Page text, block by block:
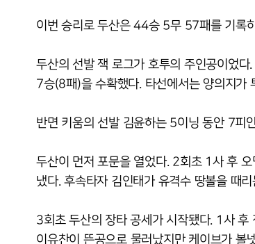
이번 승리로 두산은 44승 5무 57패를 기록
두산의 선발 잭 로그가 호투의 주인공이었
7승(8패)을 수확했다. 타선에서는 양의지가
반면 키움의 선발 김윤하는 5이닝 동안 7피
두산이 먼저 포문을 열었다. 2회초 1사 후
냈다. 후속타자 김인태가 유격수 땅볼을 때
3회초 두산의 장타 공세가 시작됐다. 1사
이유찬이 뜬공으로 물러났지만 케이브가 볼